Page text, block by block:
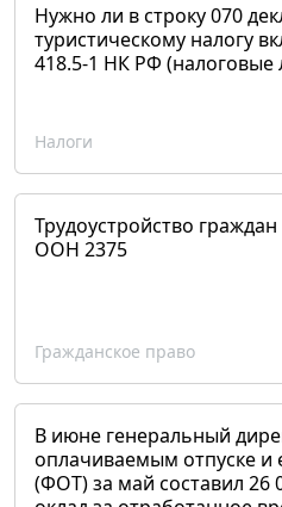
Нужно ли в строку 070
туристическому налогу
418.5-1 НК РФ (налоговые
Налоги
Трудоустройство
ООН 2375
Гражданское право
В июне генеральный
оплачиваемым отпуске и
(ФОТ) за май составил 26